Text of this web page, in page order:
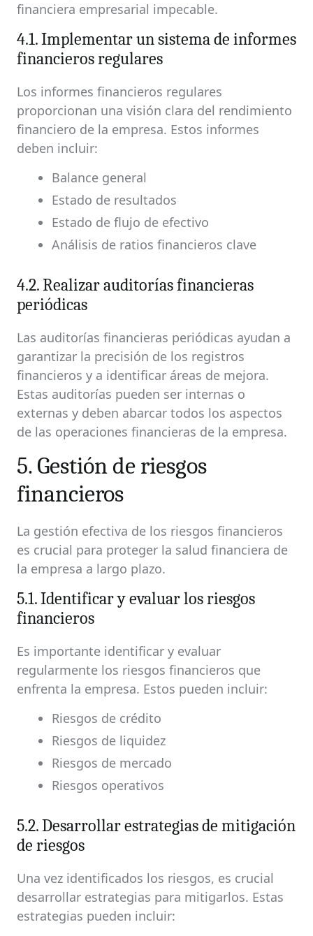
financiera empresarial impecable.
4.1. Implementar un sistema de informes
financieros regulares
Los informes financieros regulares
proporcionan una visión clara del rendimiento
financiero de la empresa. Estos informes
deben incluir:
Balance general
Estado de resultados
Estado de flujo de efectivo
Análisis de ratios financieros clave
4.2. Realizar auditorías financieras
periódicas
Las auditorías financieras periódicas ayudan a
garantizar la precisión de los registros
financieros y a identificar áreas de mejora.
Estas auditorías pueden ser internas o
externas y deben abarcar todos los aspectos
de las operaciones financieras de la empresa.
5. Gestión de riesgos
financieros
La gestión efectiva de los riesgos financieros
es crucial para proteger la salud financiera de
la empresa a largo plazo.
5.1. Identificar y evaluar los riesgos
financieros
Es importante identificar y evaluar
regularmente los riesgos financieros que
enfrenta la empresa. Estos pueden incluir:
Riesgos de crédito
Riesgos de liquidez
Riesgos de mercado
Riesgos operativos
5.2. Desarrollar estrategias de mitigación
de riesgos
Una vez identificados los riesgos, es crucial
desarrollar estrategias para mitigarlos. Estas
estrategias pueden incluir: